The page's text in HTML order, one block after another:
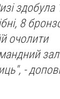
8
очолити
-